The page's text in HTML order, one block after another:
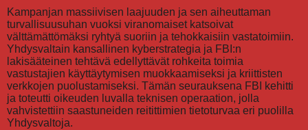
Kampanjan massiivisen laajuuden ja sen aiheuttaman
turvallisuusuhan vuoksi viranomaiset katsoivat
välttämättömäksi ryhtyä suoriin ja tehokkaisiin vastatoimiin.
Yhdysvaltain kansallinen kyberstrategia ja FBI:n
lakisääteinen tehtävä edellyttävät rohkeita toimia
vastustajien käyttäytymisen muokkaamiseksi ja kriittisten
verkkojen puolustamiseksi. Tämän seurauksena FBI kehitti
ja toteutti oikeuden luvalla teknisen operaation, jolla
vahvistettiin saastuneiden reitittimien tietoturvaa eri puolilla
Yhdysvaltoja.